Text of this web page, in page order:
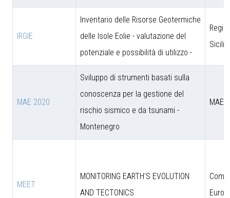
IRGIE
Inventario delle Risorse Geotermiche
delle Isole Eolie - valutazione del
potenziale e possibilità di utilizzo -
MAE 2020
Sviluppo di strumenti basati sulla
conoscenza per la gestione del
rischio sismico e da tsunami -
Montenegro
MAE
MEET
MONITORING EARTH'S EVOLUTION
AND TECTONICS